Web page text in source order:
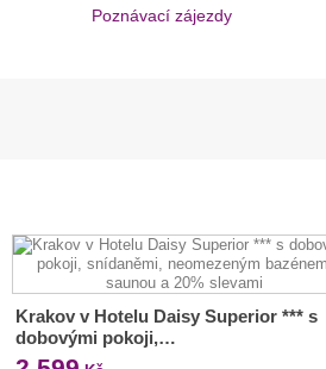
Poznávací zájezdy
Krakov v Hotelu Daisy Superior *** s
dobovými pokoji,…